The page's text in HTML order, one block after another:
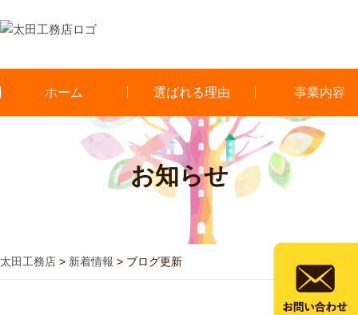
ホーム 選ばれる理由 事業内容
お知らせ
太田工務店 > 新着情報 > ブログ更新